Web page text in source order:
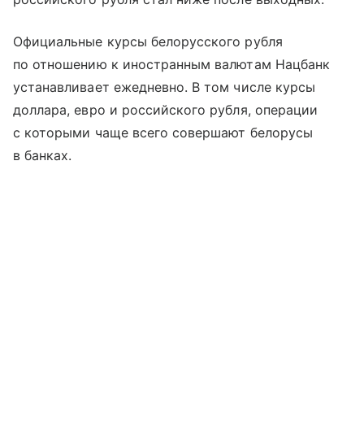
Официальные курсы белорусского рубля
по отношению к иностранным валютам Нацбанк
устанавливает ежедневно. В том числе курсы
доллара, евро и российского рубля, операции
с которыми чаще всего совершают белорусы
в банках.